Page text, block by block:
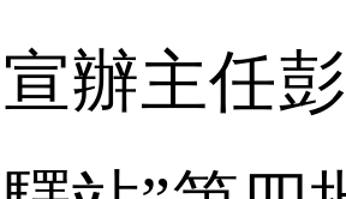
辦主任